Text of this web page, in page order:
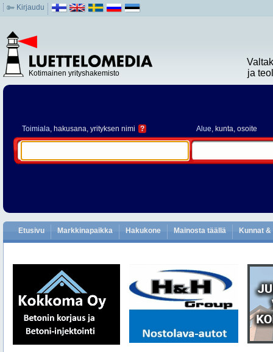
Kirjaudu
Kotimainen yrityshakemisto
ja
Toimiala, hakusana, yrityksen nimi ? Alue, kunta, osoite
Etusivu Markkinapaikka Hakukone Mainosta täällä Kunnat